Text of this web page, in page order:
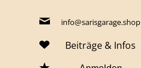
info@sarisgarage.shop
Beiträge & Infos